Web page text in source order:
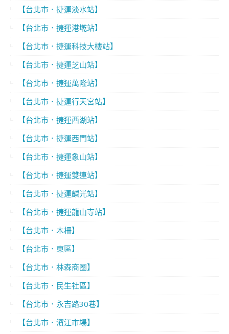
【台北市．捷運淡水站】
【台北市．捷運港墘站】
【台北市．捷運科技大樓站】
【台北市．捷運芝山站】
【台北市．捷運萬隆站】
【台北市．捷運行天宮站】
【台北市．捷運西湖站】
【台北市．捷運西門站】
【台北市．捷運象山站】
【台北市．捷運雙連站】
【台北市．捷運麟光站】
【台北市．捷運龍山寺站】
【台北市．木柵】
【台北市．東區】
【台北市．林森商圈】
【台北市．民生社區】
【台北市．永吉路30巷】
【台北市．濱江市場】